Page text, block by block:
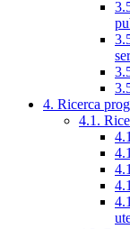
4. Ricerca
4.1.